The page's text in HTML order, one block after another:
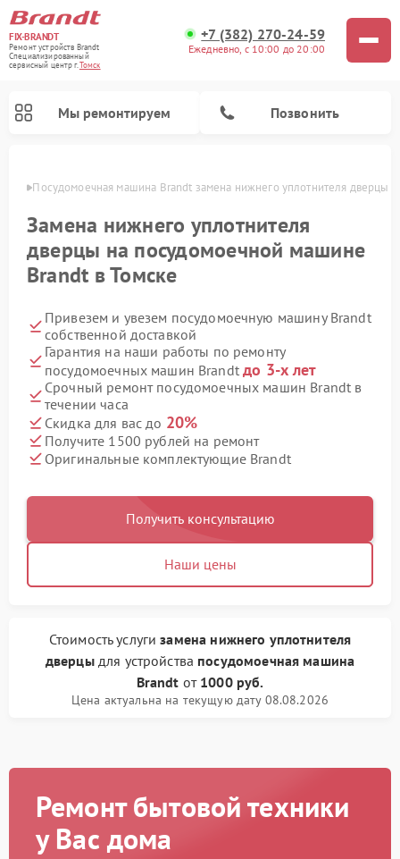
FIX-BRANDT
Ремонт устройств Brandt
Специализированный
cервисный центр г.Томск
+7 (382) 270-24-59
Ежедневно, с 10:00 до 20:00
Мы ремонтируем Позвонить
Посудомоечная машина Brandt замена нижнего уплотнителя дверцы
Замена нижнего уплотнителя
дверцы на посудомоечной машине
Brandt в Томске
Привезем и увезем посудомоечную машину Brandt
собственной доставкой
Гарантия на наши работы по ремонту
посудомоечных машин Brandtдо 3-х лет
Срочный ремонт посудомоечных машин Brandt в
течении часа
Скидка для вас до 20%
Получите 1500 рублей на ремонт
Оригинальные комплектующие Brandt
Получить консультацию
Наши цены
Стоимость услугизамена нижнего уплотнителя
дверцыдля устройства посудомоечная машина
Brandt от 1000 руб.
Цена актуальна на текущую дату 08.08.2026
Ремонт бытовой техники
у Вас дома